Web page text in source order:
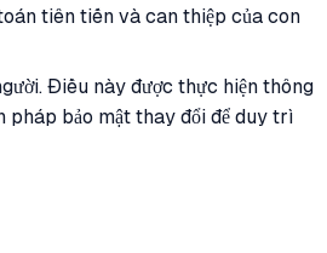
tiên tiến và can thiệp của con
Điều này được thực hiện thông
pháp bảo mật thay đổi để duy trì